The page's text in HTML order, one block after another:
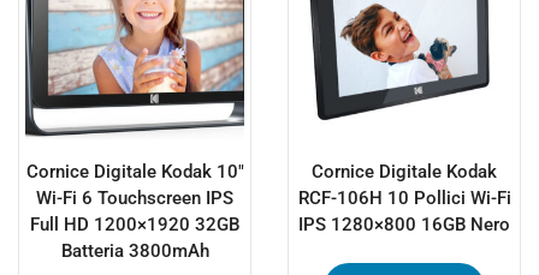
Cornice Digitale Kodak 10″
Wi-Fi 6 Touchscreen IPS
Full HD 1200×1920 32GB
Batteria 3800mAh
Cornice Digitale Kodak
RCF-106H 10 Pollici Wi-Fi
IPS 1280×800 16GB Nero